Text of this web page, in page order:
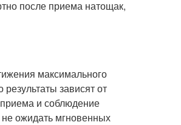
после приема натощак,
максимального
зависят от
приема и соблюдение
ожидать мгновенных